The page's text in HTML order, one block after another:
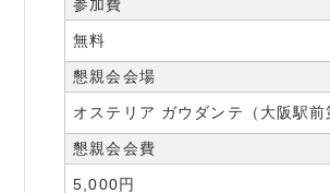
参加費
無料
懇親会会場
オステリア ガウダンテ（大阪駅前
懇親会会費
5,000円